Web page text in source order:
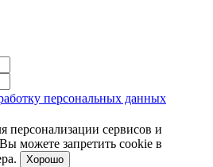
персональных данных
персонализации сервисов и
можете запретить cookie в
Хорошо